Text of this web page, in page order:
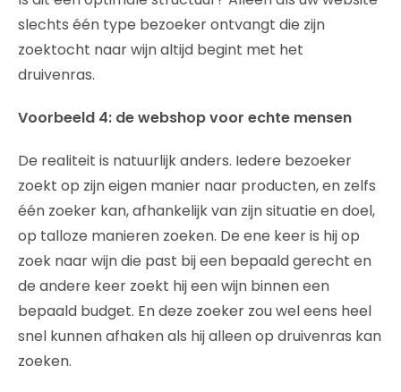
slechts één type bezoeker ontvangt die zijn
zoektocht naar wijn altijd begint met het
druivenras.
Voorbeeld 4: de webshop voor echte mensen
De realiteit is natuurlijk anders. Iedere bezoeker
zoekt op zijn eigen manier naar producten, en zelfs
één zoeker kan, afhankelijk van zijn situatie en doel,
op talloze manieren zoeken. De ene keer is hij op
zoek naar wijn die past bij een bepaald gerecht en
de andere keer zoekt hij een wijn binnen een
bepaald budget. En deze zoeker zou wel eens heel
snel kunnen afhaken als hij alleen op druivenras kan
zoeken.